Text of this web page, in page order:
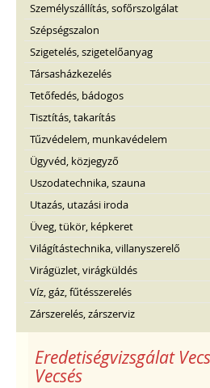
Személyszállítás, sofőrszolgálat
Szépségszalon
Szigetelés, szigetelőanyag
Társasházkezelés
Tetőfedés, bádogos
Tisztítás, takarítás
Tűzvédelem, munkavédelem
Ügyvéd, közjegyző
Uszodatechnika, szauna
Utazás, utazási iroda
Üveg, tükör, képkeret
Világítástechnika, villanyszerelő
Virágüzlet, virágküldés
Víz, gáz, fűtésszerelés
Zárszerelés, zárszerviz
Eredetiségvizsgálat
Vecsés